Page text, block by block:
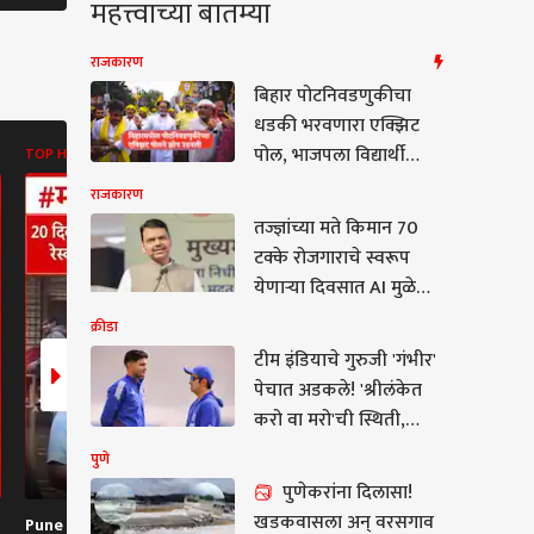
TOP HEADLINES
Pune Ekta Nagar
ABP MAJHA BATMYA
Sanjay Raut On
महत्त्वाच्या बातम्या
राजकारण
बिहार पोटनिवडणुकीचा
धडकी भरवणारा एक्झिट
पोल, भाजपला विद्यार्थी
बसणार, प्रशांत किशोर
इतिहास घडवणार?
राजकारण
तज्ज्ञांच्या मते किमान 70
टक्के रोजगाराचे स्वरूप
येणाऱ्या दिवसात AI मुळे
नाही, पण...; मुख्यमंत्री देवेंद्र
फडणवीस नेमकं काय
म्हणाले?
क्रीडा
टीम इंडियाचे गुरुजी 'गंभीर'
पेचात अडकले! 'श्रीलंकेत
करो वा मरो'ची स्थिती,
पुणे
पुणेकरांना दिलासा!
खडकवासला अन् वरसगाव
पुणेकरांना दिलासा!
अन् वरसगाव